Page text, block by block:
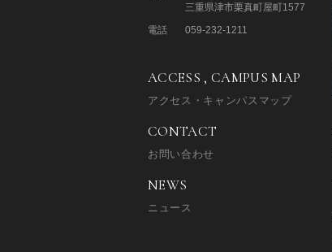
三重県津市栗真町屋町1577
電話
059-232-1211
ACCESS , CAMPUS MAP
アクセス・キャンパスマップ
CONTACT
お問い合わせ
NEWS
ニュース